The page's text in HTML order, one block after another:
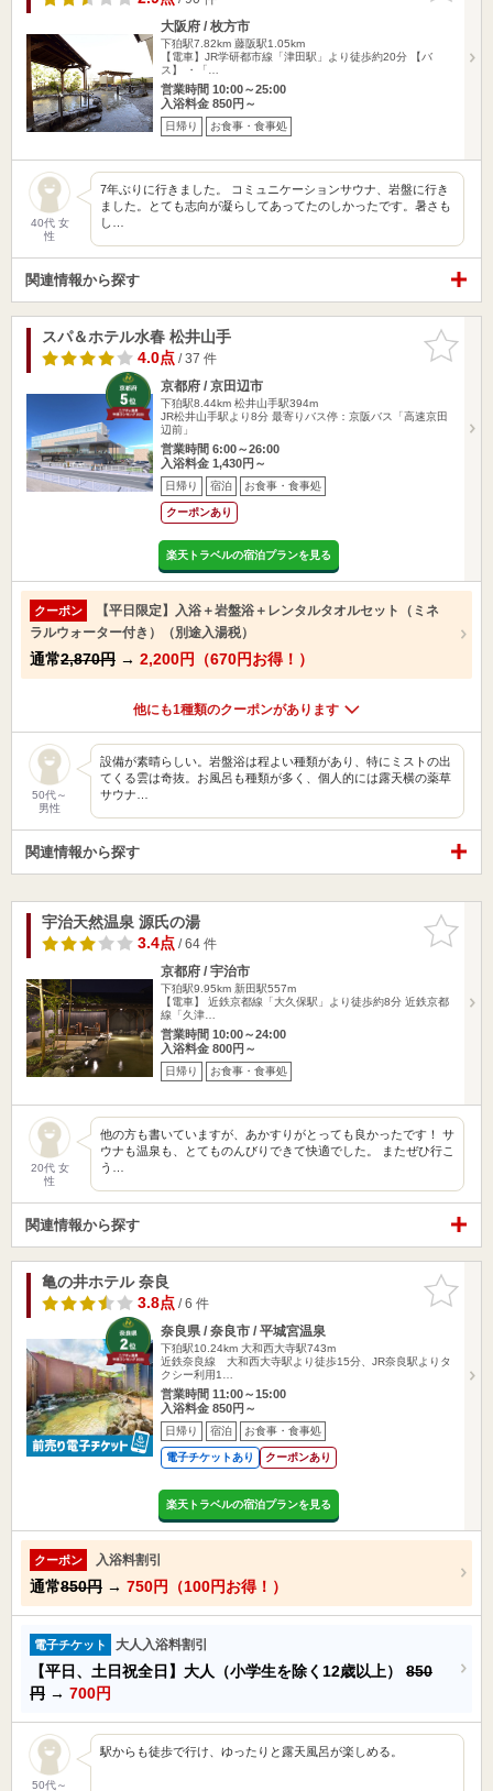
大阪府 / 枚方市
下狛駅7.82km 藤阪駅1.05km
【電車】JR学研都市線「津田駅」より徒歩約20分 【バ
ス】 ・「…
営業時間 10:00～25:00
入浴料金 850円～
日帰り お食事・食事処
40代 女
性
7年ぶりに行きました。 コミュニケーションサウナ、岩盤に行き
ました。とても志向が凝らしてあってたのしかったです。暑さも
し…
関連情報から探す
お気に入
りに追加
スパ＆ホテル水春 松井山手
4.0点/ 37 件
京都府 / 京田辺市
下狛駅8.44km 松井山手駅394m
JR松井山手駅より8分 最寄りバス停：京阪バス「高速京田
辺前」
営業時間 6:00～26:00
入浴料金 1,430円～
日帰り 宿泊 お食事・食事処
クーポンあり
楽天トラベルの宿泊プランを見る
クーポン
【平日限定】入浴＋岩盤浴＋レンタルタオルセット（ミネ
ラルウォーター付き）（別途入湯税）
通常2,870円 → 2,200円（670円お得！）
他にも1種類のクーポンがあります
50代～
男性
設備が素晴らしい。岩盤浴は程よい種類があり、特にミストの出
てくる雲は奇抜。お風呂も種類が多く、個人的には露天横の薬草
サウナ…
関連情報から探す
お気に入
りに追加
宇治天然温泉 源氏の湯
3.4点/ 64 件
京都府 / 宇治市
下狛駅9.95km 新田駅557m
【電車】 近鉄京都線「大久保駅」より徒歩約8分 近鉄京都
線「久津…
営業時間 10:00～24:00
入浴料金 800円～
日帰り お食事・食事処
20代 女
性
他の方も書いていますが、あかすりがとっても良かったです！ サ
ウナも温泉も、とてものんびりできて快適でした。 またぜひ行こ
う…
関連情報から探す
お気に入
りに追加
亀の井ホテル 奈良
3.8点/ 6 件
奈良県 / 奈良市 / 平城宮温泉
下狛駅10.24km 大和西大寺駅743m
近鉄奈良線 大和西大寺駅より徒歩15分、JR奈良駅よりタ
クシー利用1…
営業時間 11:00～15:00
入浴料金 850円～
日帰り 宿泊 お食事・食事処
電子チケットあり クーポンあり
楽天トラベルの宿泊プランを見る
クーポン 入浴料割引
通常850円 → 750円（100円お得！）
電子チケット 大人入浴料割引
【平日、土日祝全日】大人（小学生を除く12歳以上） 850
円 → 700円
50代～
駅からも徒歩で行け、ゆったりと露天風呂が楽しめる。